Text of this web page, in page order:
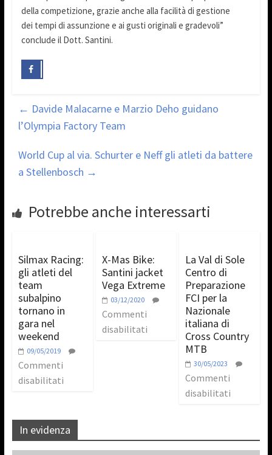
della competizione, grazie anche alla facilità di gestione
dei tempi di assunzione e ai gusti originali e gradevoli”
conclude il Dott. Santini.
← Davide Malacarne e Marzio Deho guidano
l’Olympia Factory Team
World Cup al via. Schurter e Neff gli atleti da battere
a Stellenbosch →
Potrebbe anche interessarti
Silmax Racing:
gli atleti del
team
subalpino
tornano in
gara nel
weekend
09/05/2019
Commenti
disabilitati
X-Mas Bike:
Santini jacket
Vega Extreme
03/12/2020
Commenti
disabilitati
La Val di Sole
Centro di
Preparazione
FCI per la
Nazionale
italiana di
Cross Country
MTB
30/05/2023
Commenti
disabilitati
In evidenza